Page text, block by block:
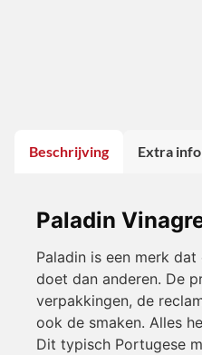
Beschrijving Extra
Paladin
Paladin is een merk
doet dan anderen. De
verpakkingen, de
ook de smaken. Alles
Dit typisch Portugese